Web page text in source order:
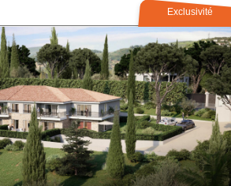
Exclusivité